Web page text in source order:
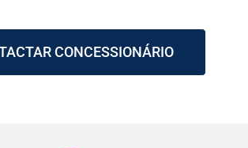
CONCESSIONÁRIO